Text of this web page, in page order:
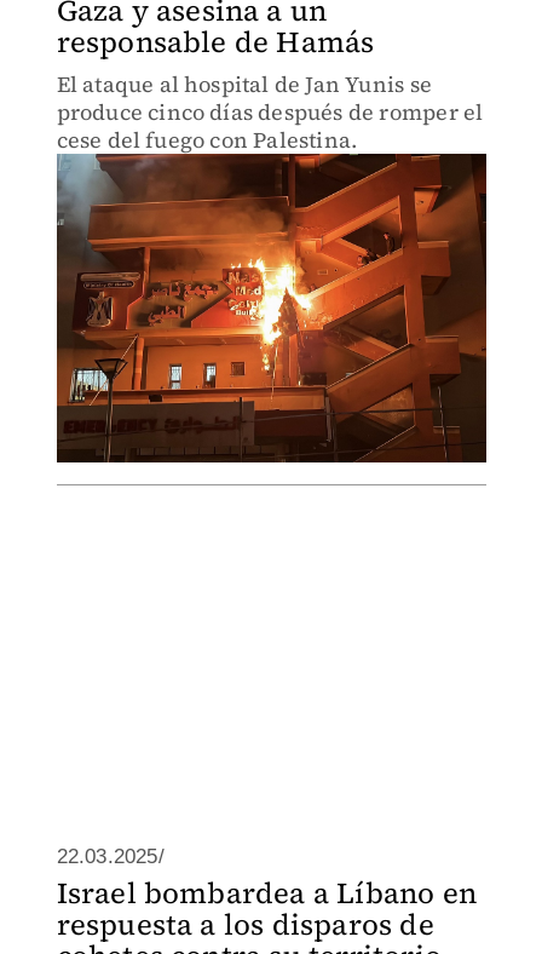
Gaza y asesina a un
responsable de Hamás
El ataque al hospital de Jan Yunis se
produce cinco días después de romper el
cese del fuego con Palestina.
22.03.2025/
Israel bombardea a Líbano en
respuesta a los disparos de